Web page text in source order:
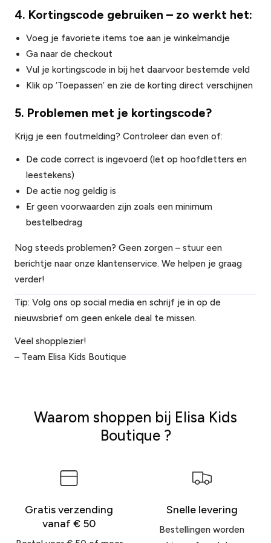
4. Kortingscode gebruiken – zo werkt het:
Voeg je favoriete items toe aan je winkelmandje
Ga naar de checkout
Vul je kortingscode in bij het daarvoor bestemde veld
Klik op ‘Toepassen’ en zie de korting direct verschijnen
5. Problemen met je kortingscode?
Krijg je een foutmelding? Controleer dan even of:
De code correct is ingevoerd (let op hoofdletters en
leestekens)
De actie nog geldig is
Er geen voorwaarden zijn zoals een minimum
bestelbedrag
Nog steeds problemen? Geen zorgen – stuur een
berichtje naar onze klantenservice. We helpen je graag
verder!
Tip: Volg ons op social media en schrijf je in op de
nieuwsbrief om geen enkele deal te missen.
Veel shopplezier!
– Team Elisa Kids Boutique
Waarom shoppen bij Elisa Kids
Boutique ?
Gratis verzending
vanaf € 50
Snelle levering
Bestellingen worden